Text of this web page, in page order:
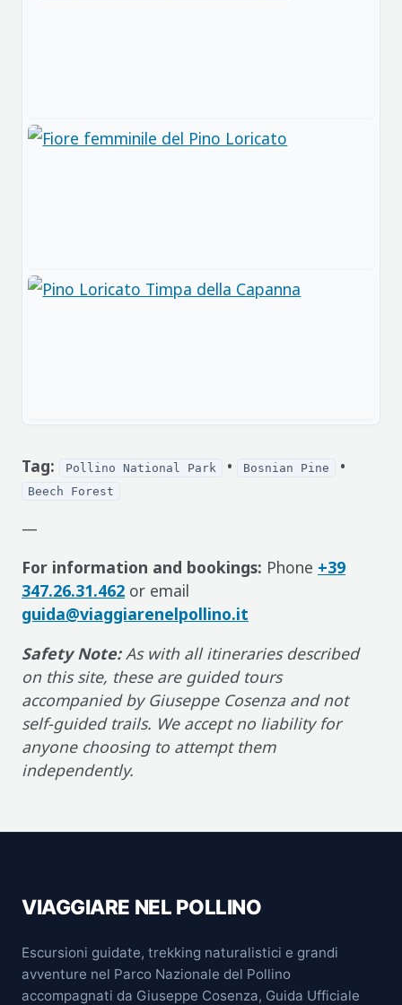
Tag: Pollino National Park • Bosnian Pine •
Beech Forest
—
For information and bookings: Phone +39
347.26.31.462 or email
guida@viaggiarenelpollino.it
Safety Note:As with all itineraries described
on this site, these are guided tours
accompanied by Giuseppe Cosenza and not
self-guided trails. We accept no liability for
anyone choosing to attempt them
independently.
VIAGGIARE NEL POLLINO
Escursioni guidate, trekking naturalistici e grandi
avventure nel Parco Nazionale del Pollino
accompagnati da Giuseppe Cosenza, Guida Ufficiale